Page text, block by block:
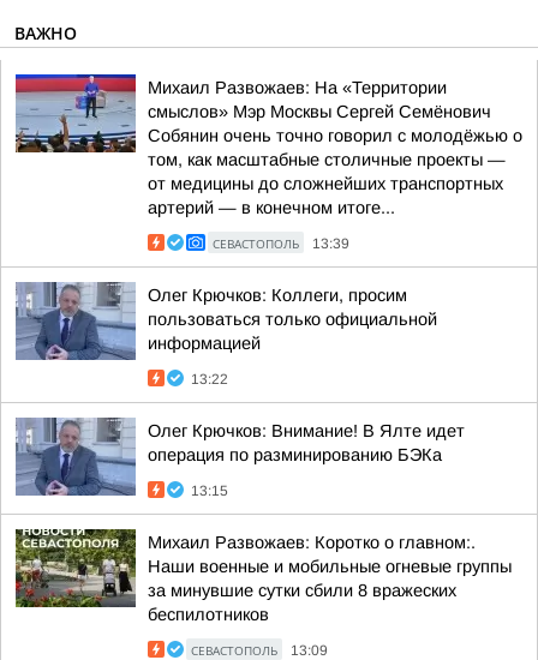
ВАЖНО
Михаил Развожаев: На «Территории
смыслов» Мэр Москвы Сергей Семёнович
Собянин очень точно говорил с молодёжью о
том, как масштабные столичные проекты —
от медицины до сложнейших транспортных
артерий — в конечном итоге...
СЕВАСТОПОЛЬ 13:39
Олег Крючков: Коллеги, просим
пользоваться только официальной
информацией
13:22
Олег Крючков: Внимание! В Ялте идет
операция по разминированию БЭКа
13:15
Михаил Развожаев: Коротко о главном:.
Наши военные и мобильные огневые группы
за минувшие сутки сбили 8 вражеских
беспилотников
СЕВАСТОПОЛЬ 13:09